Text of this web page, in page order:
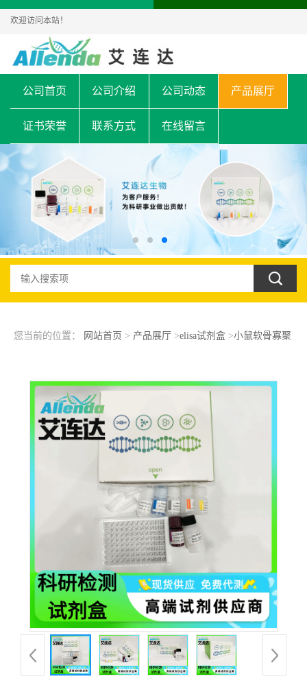
欢迎访问本站！
公司首页 公司介绍 公司动态 产品展厅
证书荣誉 联系方式 在线留言
您当前的位置： 网站首页 > 产品展厅 >elisa试剂盒>小鼠软骨寡聚